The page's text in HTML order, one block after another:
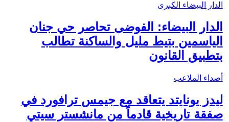
الدار البيضاء الكبرى
الدار البيضاء: الفوضى تحاصر حي جنان
الياسمين بتيط مليل والساكنة تطالب
بتطبيق القانون
أصداء الملاعب
ليدز يونايتد يتعاقد مع جيمس ترافورد في
صفقة تاريخية قادماً من مانشستر سيتي